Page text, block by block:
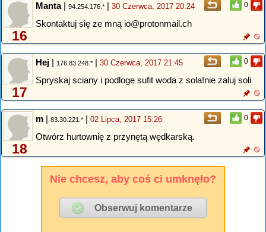
0
16
Manta| 94.254.176.* | 30 Czerwca, 2017 20:24
Skontaktuj się ze mną io@protonmail.ch
0
17
Hej | 176.83.248.* | 30 Czerwca, 2017 21:45
Spryskaj sciany i podloge sufit woda z sola!nie zaluj soli
0
18
m | 83.30.221.* | 02 Lipca, 2017 15:26
Otwórz hurtownię z przynętą wędkarską.
Nie chcesz, aby coś ci umknęło?